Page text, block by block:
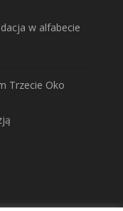
w alfabecie
Trzecie Oko